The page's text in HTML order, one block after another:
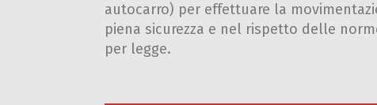
autocarro) per effettuare la
piena sicurezza e nel rispetto delle
per legge.